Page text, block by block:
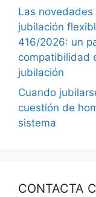
Las
jubilación
416/2026: un
compatibilidad
jubilación
Cuando
cuestión de
sistema
CONTACTA